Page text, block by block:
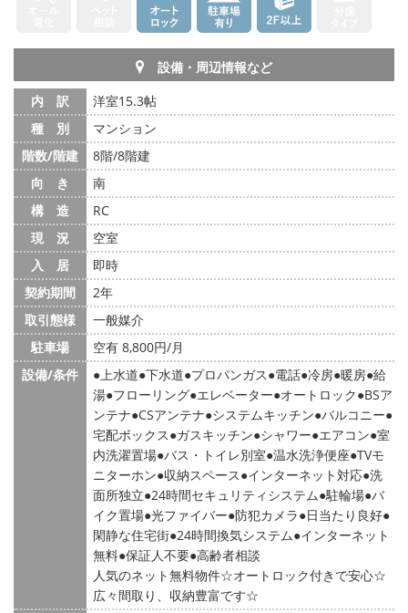
設備・周辺情報など
内 訳
洋室15.3帖
種 別
マンション
階数/階建
8階/8階建
向 き
南
構 造
RC
現 況
空室
入 居
即時
契約期間
2年
取引態様
一般媒介
駐車場
空有 8,800円/月
設備/条件
上水道 下水道 プロパンガス 電話 冷房 暖房 給
湯 フローリング エレベーター オートロック BSア
ンテナ CSアンテナ システムキッチン バルコニー
宅配ボックス ガスキッチン シャワー エアコン 室
内洗濯置場 バス・トイレ別室 温水洗浄便座 TVモ
ニターホン 収納スペース インターネット対応 洗
面所独立 24時間セキュリティシステム 駐輪場 バ
イク置場 光ファイバー 防犯カメラ
日当たり良好
閑静な住宅街 24時間換気システム インターネット
無料 保証人不要 高齢者相談
人気のネット無料物件☆オートロック付きで安心☆
広々間取り、収納豊富です☆